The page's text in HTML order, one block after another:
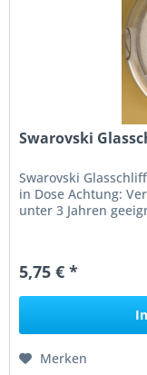
Swarovski
Swarovski
in Dose Achtung:
unter 3 Jahren
5,75 € *
Merken